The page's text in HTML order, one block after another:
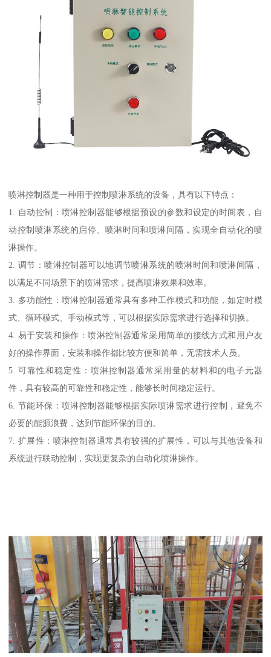
喷淋控制器是一种用于控制喷淋系统的设备，具有以下特点：
1. 自动控制：喷淋控制器能够根据预设的参数和设定的时间表，自
动控制喷淋系统的启停、喷淋时间和喷淋间隔，实现全自动化的喷
淋操作。
2. 调节：喷淋控制器可以地调节喷淋系统的喷淋时间和喷淋间隔，
以满足不同场景下的喷淋需求，提高喷淋效果和效率。
3. 多功能性：喷淋控制器通常具有多种工作模式和功能，如定时模
式、循环模式、手动模式等，可以根据实际需求进行选择和切换。
4. 易于安装和操作：喷淋控制器通常采用简单的接线方式和用户友
好的操作界面，安装和操作都比较方便和简单，无需技术人员。
5. 可靠性和稳定性：喷淋控制器通常采用量的材料和的电子元器
件，具有较高的可靠性和稳定性，能够长时间稳定运行。
6. 节能环保：喷淋控制器能够根据实际喷淋需求进行控制，避免不
必要的能源浪费，达到节能环保的目的。
7. 扩展性：喷淋控制器通常具有较强的扩展性，可以与其他设备和
系统进行联动控制，实现更复杂的自动化喷淋操作。